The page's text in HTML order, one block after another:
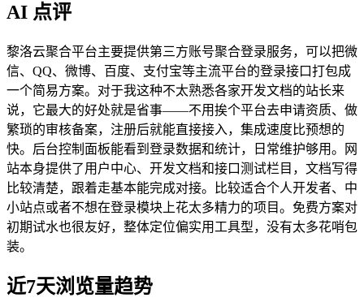
AI 点评
黎洛云聚合平台主要提供第三方账号聚合登录服务，可以把微
信、QQ、微博、百度、支付宝等主流平台的登录接口打包成
一个简易方案。对于我这种不太熟悉各家开发文档的站长来
说，它最大的好处就是省事——不用挨个平台去申请资质、做
繁琐的审核备案，注册后就能直接接入，集成速度比预想的
快。后台控制面板能看到登录数据和统计，日常维护够用。网
站本身提供了用户中心、开发文档和接口测试栏目，文档写得
比较清楚，跟着走基本能完成对接。比较适合个人开发者、中
小站点或者不想在登录模块上花太多精力的项目。免费方案对
初期试水也很友好，整体定位偏实用工具型，没有太多花哨包
装。
近7天浏览量趋势